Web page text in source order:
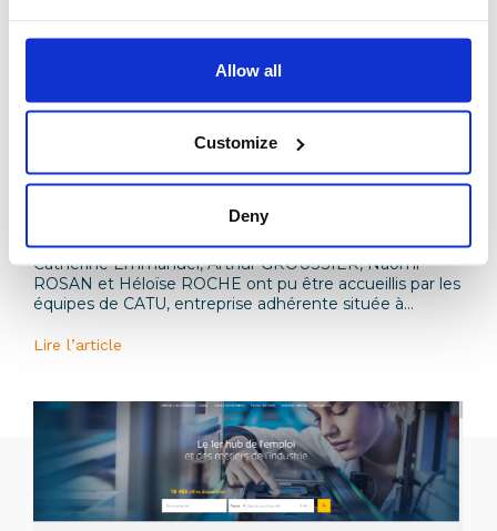
Allow all
Customize
Deny
CATU ouvre ses portes aux experts du GIM
Catherine Emmanuel, Arthur GROUSSIER, Naomi
ROSAN et Héloïse ROCHE ont pu être accueillis par les
équipes de CATU, entreprise adhérente située à
Lire l’article